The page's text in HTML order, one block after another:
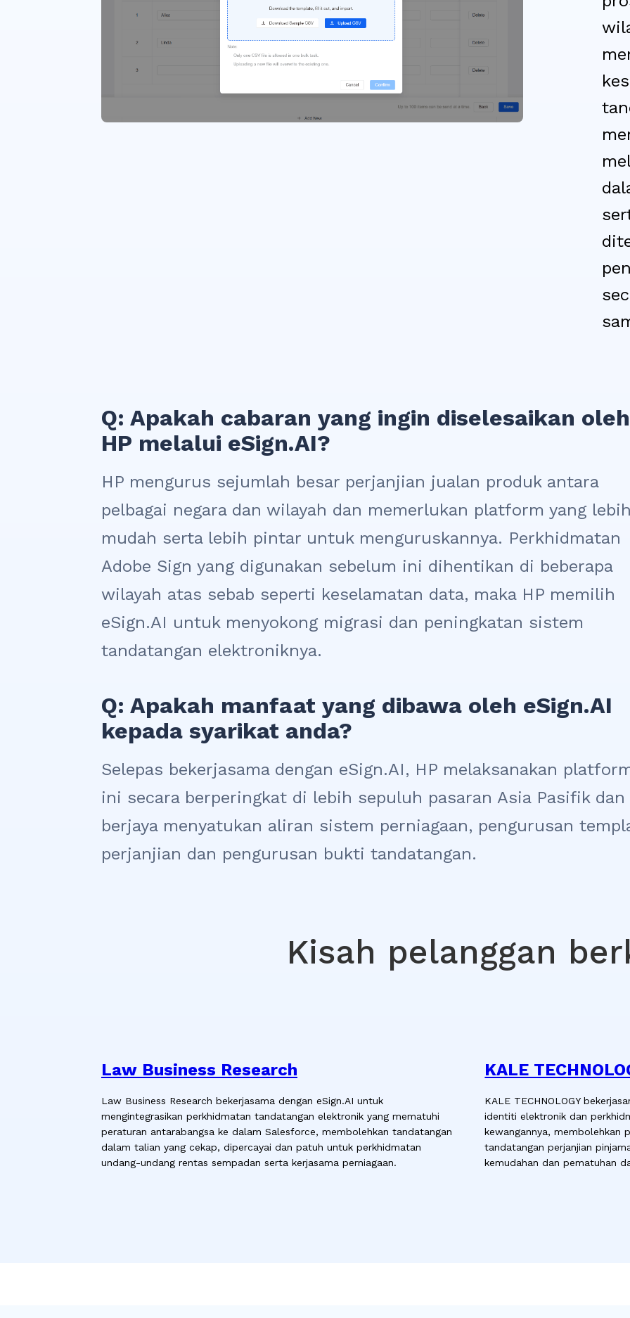
Q: Apakah cabaran yang ingin diselesaikan oleh
HP melalui eSign.AI?
HP mengurus sejumlah besar perjanjian jualan produk antara
pelbagai negara dan wilayah dan memerlukan platform yang
mudah serta lebih pintar untuk menguruskannya. Perkhidmatan
Adobe Sign yang digunakan sebelum ini dihentikan di beberapa
wilayah atas sebab seperti keselamatan data, maka HP memilih
eSign.AI untuk menyokong migrasi dan peningkatan sistem
tandatangan elektroniknya.
Q: Apakah manfaat yang dibawa oleh eSign.AI
kepada syarikat anda?
Selepas bekerjasama dengan eSign.AI, HP melaksanakan
ini secara berperingkat di lebih sepuluh pasaran Asia Pasifik dan
berjaya menyatukan aliran sistem perniagaan, pengurusan
perjanjian dan pengurusan bukti tandatangan.
Kisah pelanggan
Law Business Research
Law Business Research bekerjasama dengan eSign.AI untuk
mengintegrasikan perkhidmatan tandatangan elektronik yang mematuhi
peraturan antarabangsa ke dalam Salesforce, membolehkan tandatangan
dalam talian yang cekap, dipercayai dan patuh untuk perkhidmatan
undang-undang rentas sempadan serta kerjasama perniagaan.
KALE
KALE TECHNOLOGY
identiti elektronik dan
kewangannya, membolehkan
tandatangan perjanjian
kemudahan dan pematuhan